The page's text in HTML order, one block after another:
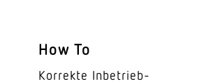
How To
Korrekte Inbe­trieb­